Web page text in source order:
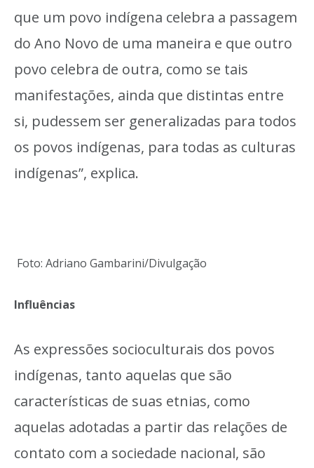
que um povo indígena celebra a passagem
do Ano Novo de uma maneira e que outro
povo celebra de outra, como se tais
manifestações, ainda que distintas entre
si, pudessem ser generalizadas para todos
os povos indígenas, para todas as culturas
indígenas”, explica.
Foto: Adriano Gambarini/Divulgação
Influências
As expressões socioculturais dos povos
indígenas, tanto aquelas que são
características de suas etnias, como
aquelas adotadas a partir das relações de
contato com a sociedade nacional, são